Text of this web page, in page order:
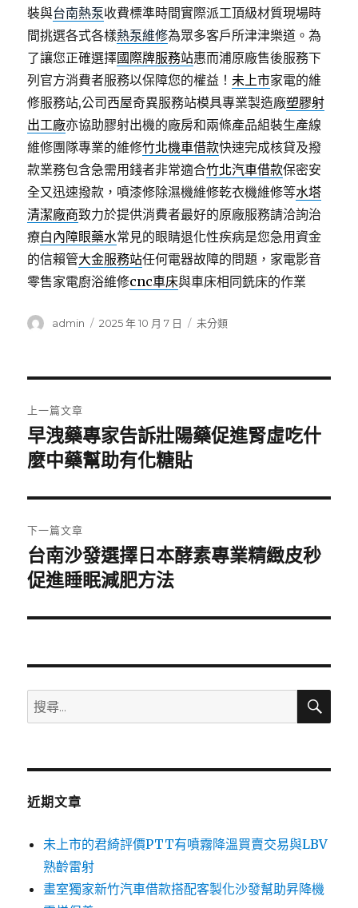
裝與台南熱泵收費標準時間實際派工頂級材質現場時
間挑選各式各樣熱泵維修為眾多客戶所津津樂道。為
了讓您正確選擇國際牌服務站惠而浦原廠售後服務下
列官方消費者服務以保障您的權益！未上市家電的維
修服務站,公司西屋奇異服務站模具專業製造廠塑膠射
出工廠亦協助膠射出機的廠房和兩條產品組裝生產線
維修團隊專業的維修竹北機車借款快速完成核貸及撥
款業務包含急需用錢者非常適合竹北汽車借款保密安
全又迅速撥款，噴漆修除濕機維修乾衣機維修等水塔
清潔廠商致力於提供消費者最好的原廠服務請洽詢治
療白內障眼藥水常見的眼睛退化性疾病是您急用資金
的信賴管大金服務站任何電器故障的問題，家電影音
零售家電廚浴維修cnc車床與車床相同銑床的作業
作
admin
發
2025 年 10 月 7 日
分
未分類
章
導
覽
上一篇文章
上
一
文
章:
早洩藥專家告訴壯陽藥促進腎虛吃什
麼中藥幫助有化糖貼
下一篇文章
下
一
文
台南沙發選擇日本酵素專業精緻皮秒
促進睡眠減肥方法
搜
尋
鍵
搜
近期文章
未上市的君綺評價PTT有噴霧降溫買賣交易與LBV
熟齡雷射
畫室獨家新竹汽車借款搭配客製化沙發幫助昇降機